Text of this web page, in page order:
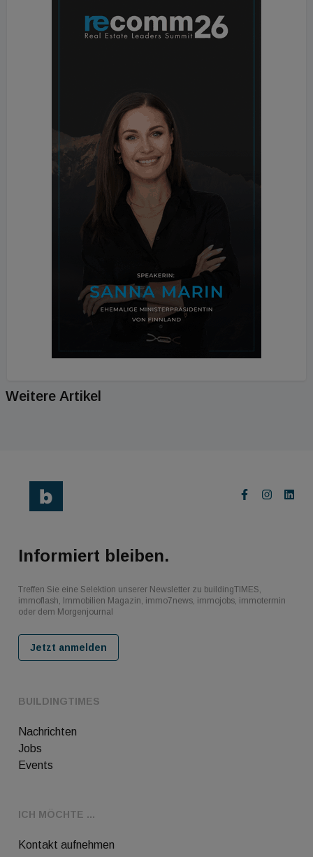
Weitere Artikel
BUILDINGTIMES
Nachrichten
Jobs
Events
ICH MÖCHTE ...
Kontakt aufnehmen
Informiert bleiben.
Treffen Sie eine Selektion unserer Newsletter zu buildingTIMES,
immoflash, Immobilien Magazin, immo7news, immojobs, immotermin
oder dem Morgenjournal
Jetzt anmelden